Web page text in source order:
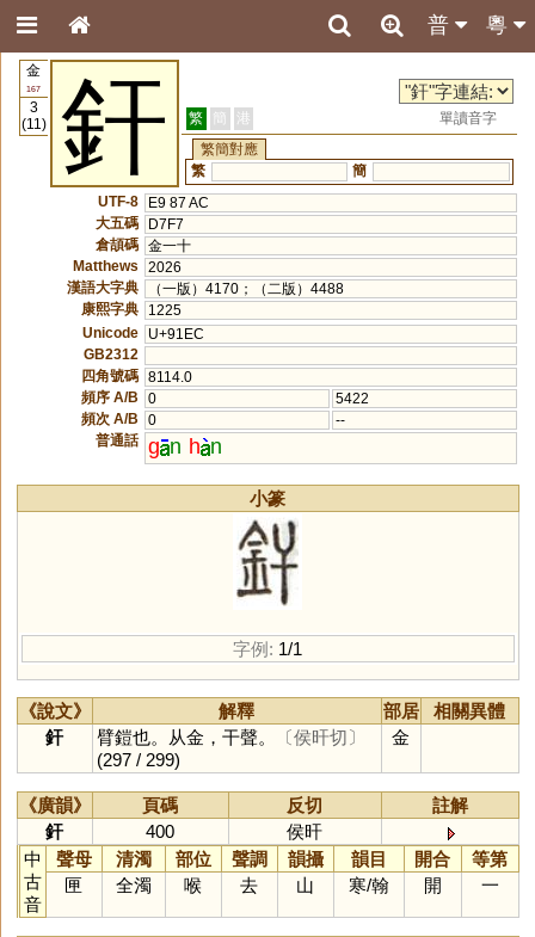
粵
普
金
167
3
(11)
釬 繁 簡 港
單讀音字
繁簡對應
繁
簡
UTF-8
E9 87 AC
大五碼
D7F7
倉頡碼 金一十
Matthews
2026
漢語大字典
（一版）4170；（二版）4488
康熙字典
1225
Unicode
U+91EC
GB2312
四角號碼 8114.0
頻序 A/B
0
5422
頻次 A/B
0
--
普通話 g n h n
小篆
字例: 1/1
《說文》 解釋 部居
相關異體
釬
臂鎧也。从金，干聲。
〔侯旰切〕
(297 / 299)
金
《廣韻》 頁碼 反切
註解
釬
400
侯旰
中
古
音
聲母 清濁 部位 聲調 韻攝 韻目 開合
等第
匣
全濁 喉 去 山 寒/翰 開 一